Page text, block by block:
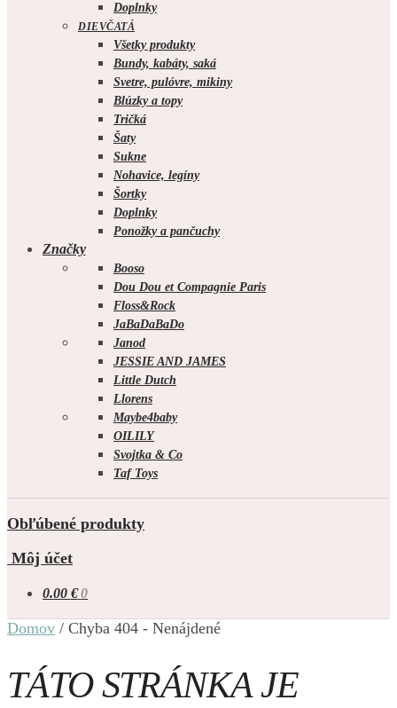
Doplnky
DIEVČATÁ
Všetky produkty
Bundy, kabáty, saká
Svetre, pulóvre, mikiny
Blúzky a topy
Tričká
Šaty
Sukne
Nohavice, legíny
Šortky
Doplnky
Ponožky a pančuchy
Značky
Booso
Dou Dou et Compagnie Paris
Floss&Rock
JaBaDaBaDo
Janod
JESSIE AND JAMES
Little Dutch
Llorens
Maybe4baby
OILILY
Svojtka & Co
Taf Toys
Obľúbené produkty
Môj účet
0.00 € 0
Domov / Chyba 404 - Nenájdené
TÁTO STRÁNKA JE